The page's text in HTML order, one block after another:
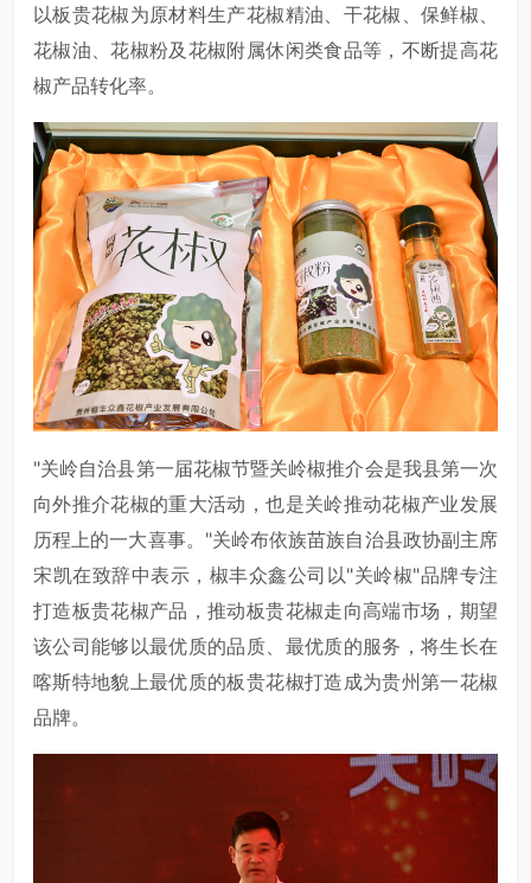
以板贵花椒为原材料生产花椒精油、干花椒、保鲜椒、
花椒油、花椒粉及花椒附属休闲类食品等，不断提高花
椒产品转化率。
"关岭自治县第一届花椒节暨关岭椒推介会是我县第一次
向外推介花椒的重大活动，也是关岭推动花椒产业发展
历程上的一大喜事。"关岭布依族苗族自治县政协副主席
宋凯在致辞中表示，椒丰众鑫公司以"关岭椒"品牌专注
打造板贵花椒产品，推动板贵花椒走向高端市场，期望
该公司能够以最优质的品质、最优质的服务，将生长在
喀斯特地貌上最优质的板贵花椒打造成为贵州第一花椒
品牌。